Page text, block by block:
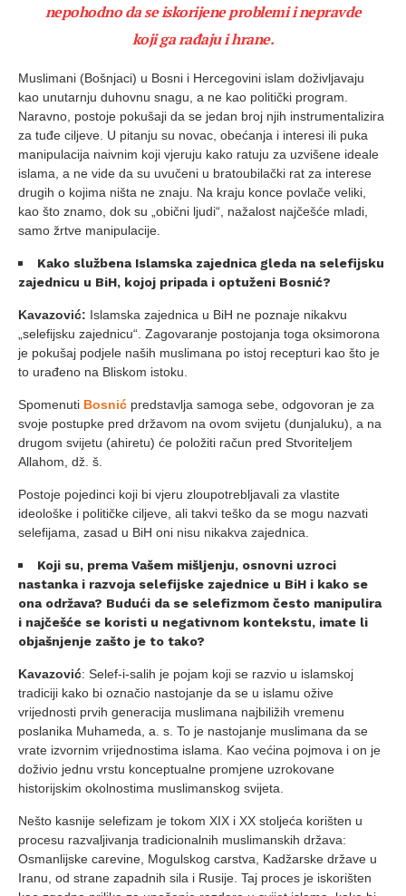
nepohodno da se iskorijene problemi i nepravde
koji ga rađaju i hrane.
Muslimani (Bošnjaci) u Bosni i Hercegovini islam doživljavaju
kao unutarnju duhovnu snagu, a ne kao politički program.
Naravno, postoje pokušaji da se jedan broj njih instrumentalizira
za tuđe ciljeve. U pitanju su novac, obećanja i interesi ili puka
manipulacija naivnim koji vjeruju kako ratuju za uzvišene ideale
islama, a ne vide da su uvučeni u bratoubilački rat za interese
drugih o kojima ništa ne znaju. Na kraju konce povlače veliki,
kao što znamo, dok su „obični ljudi“, nažalost najčešće mladi,
samo žrtve manipulacije.
Kako službena Islamska zajednica gleda na selefijsku
zajednicu u BiH, kojoj pripada i optuženi Bosnić?
Kavazović: Islamska zajednica u BiH ne poznaje nikakvu
„selefijsku zajednicu“. Zagovaranje postojanja toga oksimorona
je pokušaj podjele naših muslimana po istoj recepturi kao što je
to urađeno na Bliskom istoku.
Spomenuti Bosnić predstavlja samoga sebe, odgovoran je za
svoje postupke pred državom na ovom svijetu (dunjaluku), a na
drugom svijetu (ahiretu) će položiti račun pred Stvoriteljem
Allahom, dž. š.
Postoje pojedinci koji bi vjeru zloupotrebljavali za vlastite
ideološke i političke ciljeve, ali takvi teško da se mogu nazvati
selefijama, zasad u BiH oni nisu nikakva zajednica.
Koji su, prema Vašem mišljenju, osnovni uzroci
nastanka i razvoja selefijske zajednice u BiH i kako se
ona održava? Budući da se selefizmom često manipulira
i najčešće se koristi u negativnom kontekstu, imate li
objašnjenje zašto je to tako?
Kavazović: Selef-i-salih je pojam koji se razvio u islamskoj
tradiciji kako bi označio nastojanje da se u islamu ožive
vrijednosti prvih generacija muslimana najbiližih vremenu
poslanika Muhameda, a. s. To je nastojanje muslimana da se
vrate izvornim vrijednostima islama. Kao većina pojmova i on je
doživio jednu vrstu konceptualne promjene uzrokovane
historijskim okolnostima muslimanskog svijeta.
Nešto kasnije selefizam je tokom XIX i XX stoljeća korišten u
procesu razvaljivanja tradicionalnih muslimanskih država:
Osmanlijske carevine, Mogulskog carstva, Kadžarske države u
Iranu, od strane zapadnih sila i Rusije. Taj proces je iskorišten